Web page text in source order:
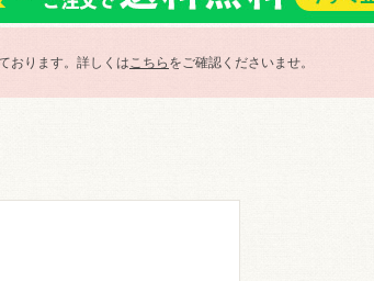
おります。詳しくはこちら をご確認くださいませ。